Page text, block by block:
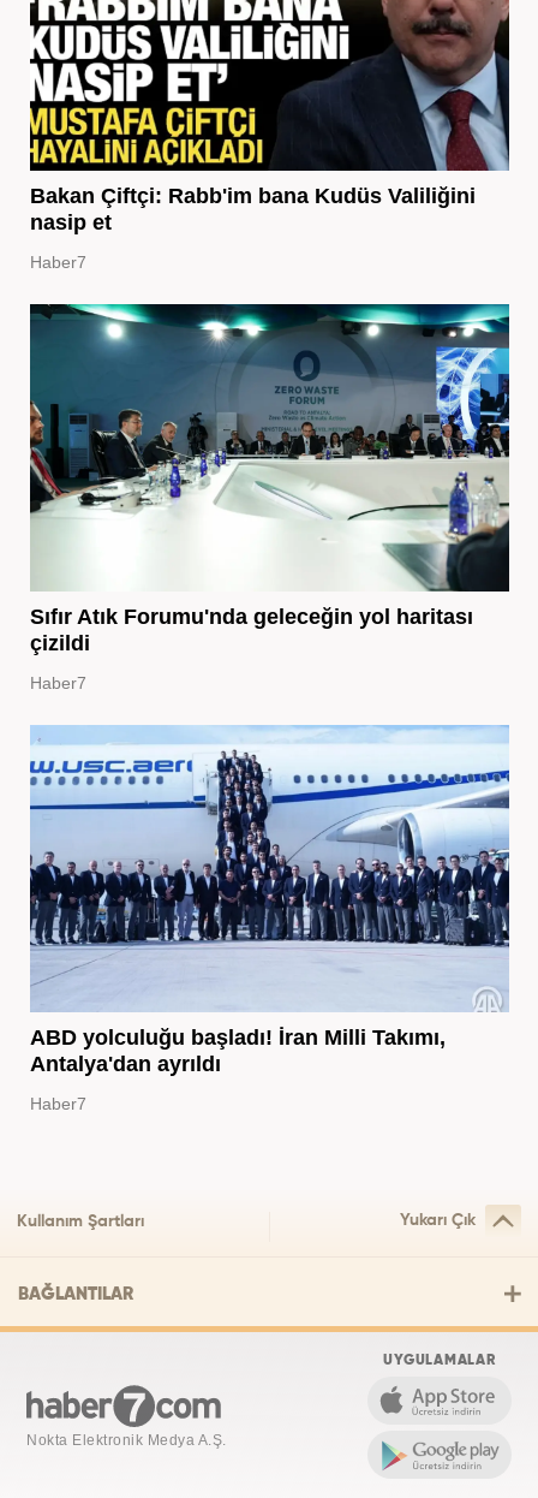
Bakan Çiftçi: Rabb'im bana Kudüs Valiliğini
nasip et
Haber7
Sıfır Atık Forumu'nda geleceğin yol haritası
çizildi
Haber7
ABD yolculuğu başladı! İran Milli Takımı,
Antalya'dan ayrıldı
Haber7
Kullanım Şartları Yukarı Çık
BAĞLANTILAR
Nokta Elektronik Medya A.Ş.
UYGULAMALAR